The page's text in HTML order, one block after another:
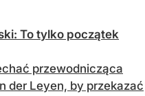
To tylko początek
przewodnicząca
der Leyen, by przekazać